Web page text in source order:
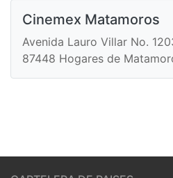
Cinemex Matamoros
Avenida Lauro Villar No.
87448 Hogares de